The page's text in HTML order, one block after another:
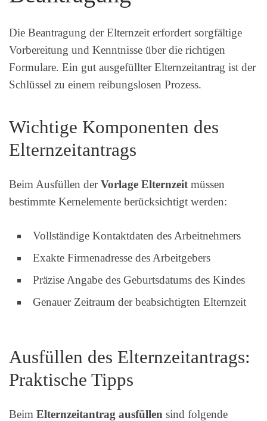
Die Beantragung der Elternzeit erfordert sorgfältige
Vorbereitung und Kenntnisse über die richtigen
Formulare. Ein gut ausgefüllter Elternzeitantrag ist der
Schlüssel zu einem reibungslosen Prozess.
Wichtige Komponenten des
Elternzeitantrags
Beim Ausfüllen derVorlage Elternzeitmüssen
bestimmte Kernelemente berücksichtigt werden:
Vollständige Kontaktdaten des Arbeitnehmers
Exakte Firmenadresse des Arbeitgebers
Präzise Angabe des Geburtsdatums des Kindes
Genauer Zeitraum der beabsichtigten Elternzeit
Ausfüllen des Elternzeitantrags:
Praktische Tipps
Beim Elternzeitantrag ausfüllen sind folgende